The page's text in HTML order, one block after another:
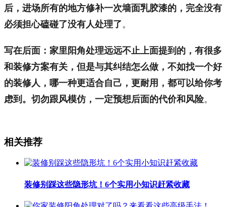
后，进场所有的地方修补一次墙面乳胶漆的，完全没有
必须担心磕碰了没有人处理了。
写在后面：家里阳角处理远远不止上面提到的，有很多
和装修方案有关，但是与其纠结怎么做，不如找一个好
的装修人，哪一种更适合自己，更耐用，都可以给你考
虑到。切勿跟风模仿，一定预想后面的代价和风险。
相关推荐
装修别踩这些隐形坑！6个实用小知识赶紧收藏